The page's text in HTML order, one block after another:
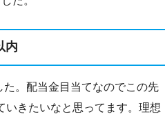
内
。配当金目当てなのでこの先
いきたいなと思ってます。理想